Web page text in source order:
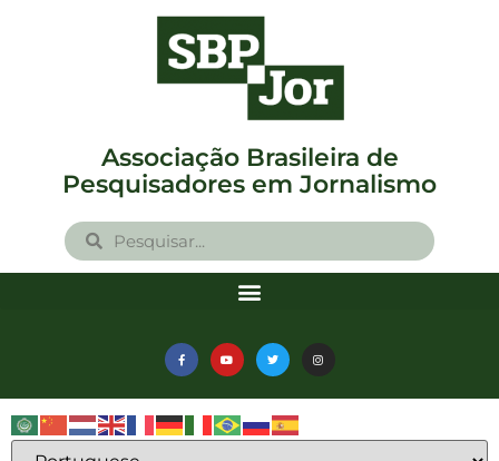
Associação Brasileira de
Pesquisadores em Jornalismo